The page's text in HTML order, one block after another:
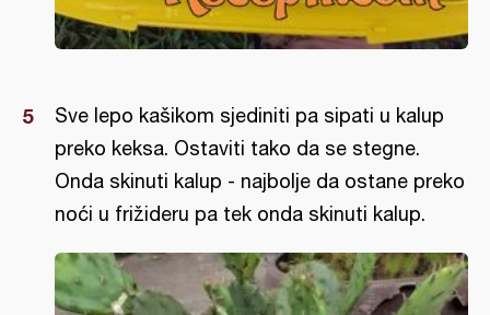
Sve lepo kašikom sjediniti pa sipati u kalup
preko keksa. Ostaviti tako da se stegne.
Onda skinuti kalup - najbolje da ostane preko
noći u frižideru pa tek onda skinuti kalup.